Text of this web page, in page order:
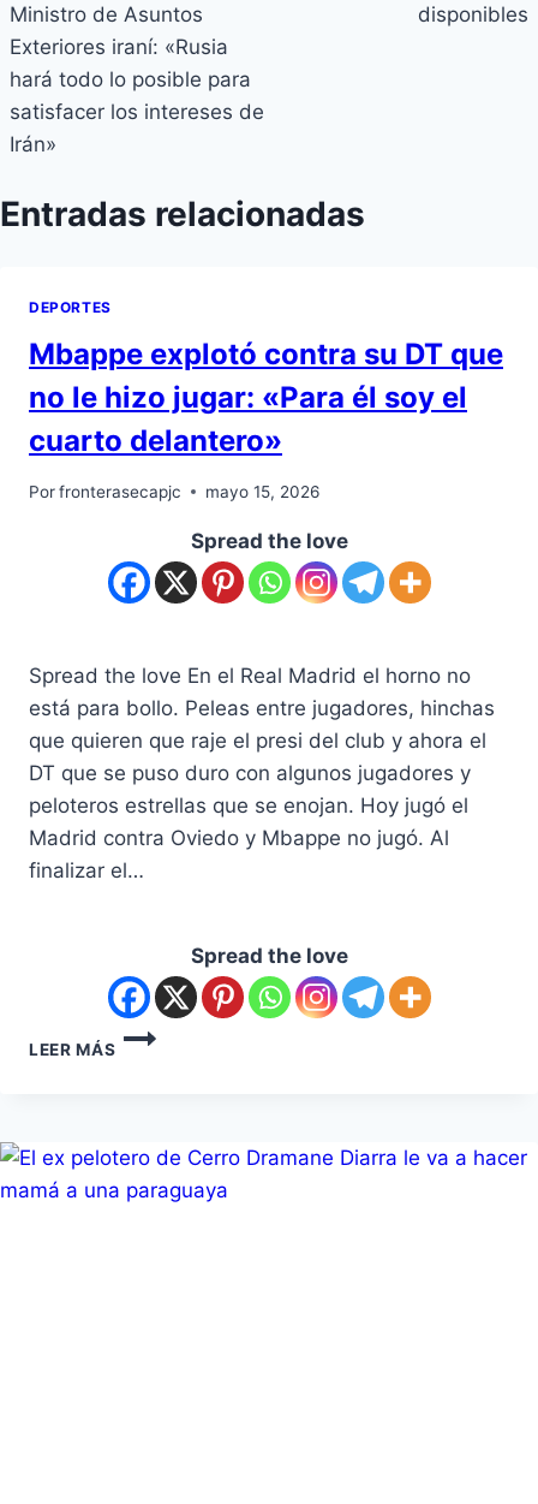
Ministro de Asuntos
Exteriores iraní: «Rusia
hará todo lo posible para
satisfacer los intereses de
Irán»
disponibles
Entradas relacionadas
DEPORTES
Mbappe explotó contra su DT que
no le hizo jugar: «Para él soy el
cuarto delantero»
Porfronterasecapjc mayo 15, 2026
Spread the love
Spread the love En el Real Madrid el horno no
está para bollo. Peleas entre jugadores, hinchas
que quieren que raje el presi del club y ahora el
DT que se puso duro con algunos jugadores y
peloteros estrellas que se enojan. Hoy jugó el
Madrid contra Oviedo y Mbappe no jugó. Al
finalizar el…
Spread the love
LEER MÁS